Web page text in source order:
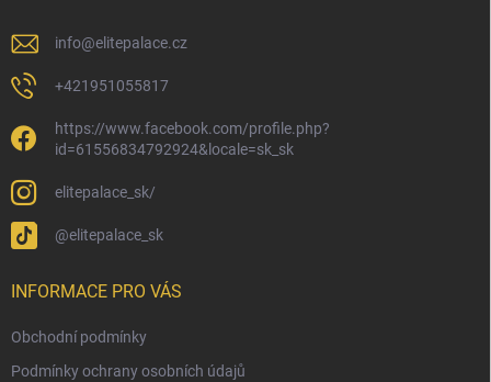
info@elitepalace.cz
+421951055817
https://www.facebook.com/profile.php?
id=61556834792924&locale=sk_sk
elitepalace_sk/
@elitepalace_sk
INFORMACE PRO VÁS
Obchodní podmínky
Podmínky ochrany osobních údajů